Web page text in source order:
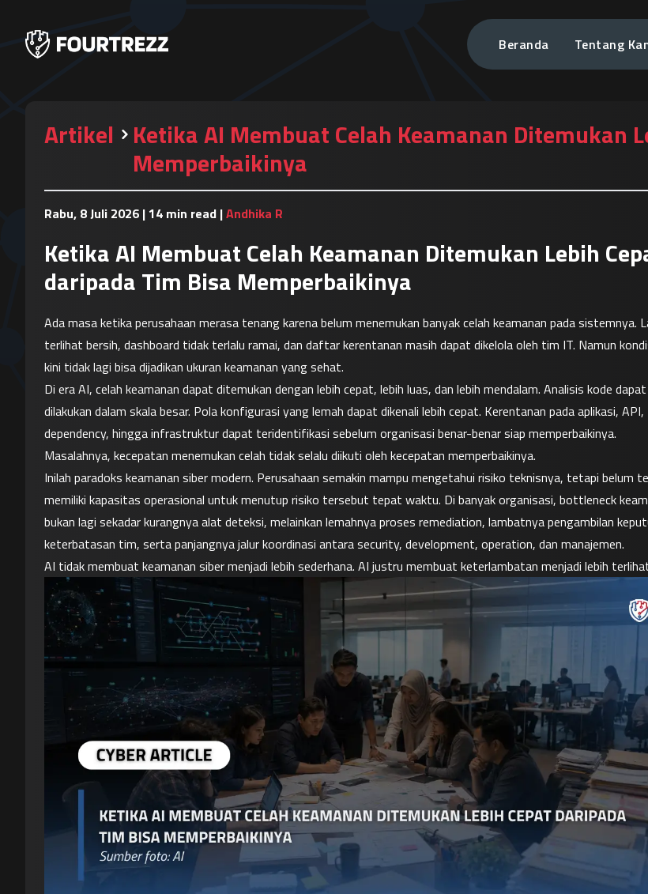
Beranda Tentang
Artikel Ketika AI Membuat Celah Keamanan Ditemukan
Memperbaikinya
Rabu, 8 Juli 2026 |14 min read |Andhika R
Ketika AI Membuat Celah Keamanan Ditemukan Lebih
daripada Tim Bisa Memperbaikinya
Ada masa ketika perusahaan merasa tenang karena belum menemukan banyak celah keamanan pada sistemnya.
terlihat bersih, dashboard tidak terlalu ramai, dan daftar kerentanan masih dapat dikelola oleh tim IT. Namun
kini tidak lagi bisa dijadikan ukuran keamanan yang sehat.
Di era AI, celah keamanan dapat ditemukan dengan lebih cepat, lebih luas, dan lebih mendalam. Analisis kode dapat
dilakukan dalam skala besar. Pola konfigurasi yang lemah dapat dikenali lebih cepat. Kerentanan pada aplikasi, API,
dependency, hingga infrastruktur dapat teridentifikasi sebelum organisasi benar-benar siap memperbaikinya.
Masalahnya, kecepatan menemukan celah tidak selalu diikuti oleh kecepatan memperbaikinya.
Inilah paradoks keamanan siber modern. Perusahaan semakin mampu mengetahui risiko teknisnya, tetapi belum
memiliki kapasitas operasional untuk menutup risiko tersebut tepat waktu. Di banyak organisasi, bottleneck
bukan lagi sekadar kurangnya alat deteksi, melainkan lemahnya proses remediation, lambatnya pengambilan
keterbatasan tim, serta panjangnya jalur koordinasi antara security, development, operation, dan manajemen.
AI tidak membuat keamanan siber menjadi lebih sederhana. AI justru membuat keterlambatan menjadi lebih